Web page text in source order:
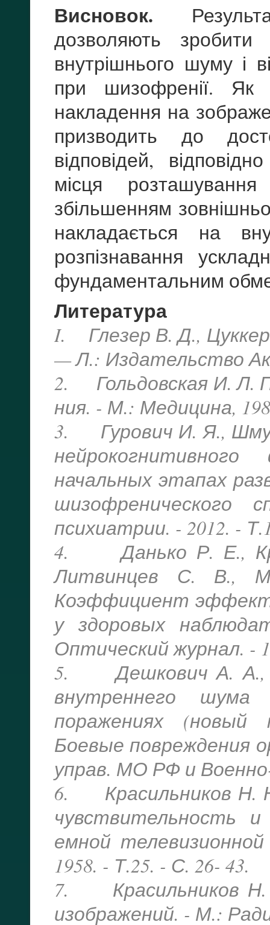
Висновок.
дозволяють
внутрішнього шуму і
при шизофренії.
накладення на
призводить до
відповідей,
місця
збільшенням
накладається на
розпізнавання
фундаментальним
Литература
I. Глезер В. Д.,
— Л.: Издательство
2. Гольдовская И. Л.
ния. - М.: Медицина,
3. Гурович И. Я.,
начальных этапах
психиатрии. - 2012. -
4. Данько Р. Е.,
Литвинцев С. В.,
Коэффициент
у здоровых
Оптический журнал. -
5. Дешкович А. А.,
внутреннего
поражениях (новый
Боевые повреждения
управ. МО РФ и
6. Красильников Н.
чувствительность
емной
1958. - Т.25. - С. 26- 43.
7. Красильников Н.
изображений. - М.: